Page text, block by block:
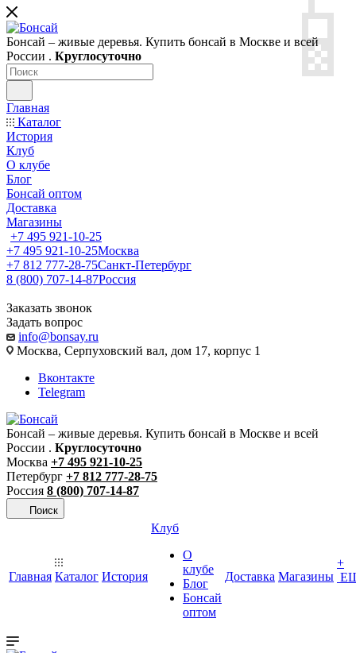
Бонсай – живые деревья. Купить бонсай в Москве и всей
России . Круглосуточно
Главная
Каталог
История
Клуб
О клубе
Блог
Бонсай оптом
Доставка
Магазины
+7 495 921-10-25
+7 495 921-10-25Москва
+7 812 777-28-75Санкт-Петербург
8 (800) 707-14-87Россия
Заказать звонок
Задать вопрос
info@bonsay.ru
Москва, Cерпуховский вал, дом 17, корпус 1
Вконтакте
Telegram
Бонсай – живые деревья. Купить бонсай в Москве и всей
России . Круглосуточно
Москва +7 495 921-10-25
Петербург +7 812 777-28-75
Россия 8 (800) 707-14-87
Поиск
Главная Каталог История
Клуб
О
клубе
Блог
Бонсай
оптом
Доставка Магазины
+